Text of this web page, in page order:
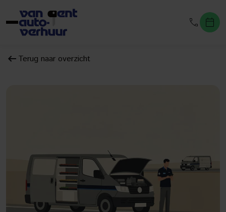
Terug naar overzicht